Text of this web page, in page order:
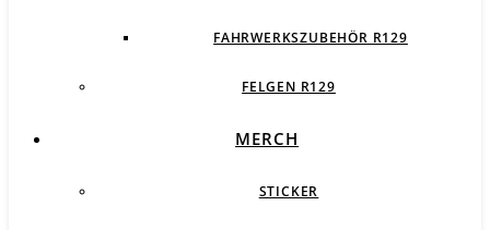
FAHRWERKSZUBEHÖR R129
FELGEN R129
MERCH
STICKER